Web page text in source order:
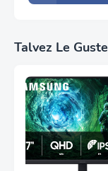
Talvez Le Guste